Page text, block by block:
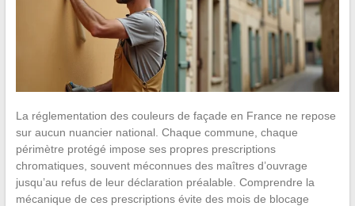
La réglementation des couleurs de façade en France ne repose
sur aucun nuancier national. Chaque commune, chaque
périmètre protégé impose ses propres prescriptions
chromatiques, souvent méconnues des maîtres d’ouvrage
jusqu’au refus de leur déclaration préalable. Comprendre la
mécanique de ces prescriptions évite des mois de blocage